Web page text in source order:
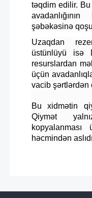
təqdim edilir.
şəbəkəsinə
Uzaqdan
üstünlüyü isə
resurslardan
üçün
vacib şərtlərdən
Bu xidmətin
Qiymət
həcmindən